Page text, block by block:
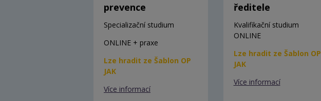
prevence
Specializační studium
ONLINE + praxe
Lze hradit ze Šablon OP
JAK
Více informací
ředitele
Kvalifikační studium
ONLINE
Lze hradit ze Šablon OP
JAK
Více informací